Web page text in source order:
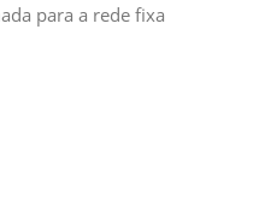
para a rede fixa